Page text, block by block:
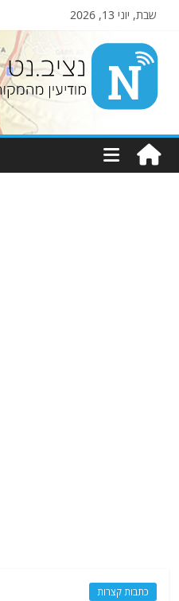
שבת, יוני 13, 2026
Nziv.net
מודיעין
מהמקורות
כתבות קצרות